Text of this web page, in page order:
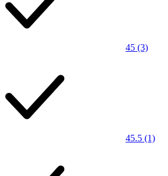
45 (3)
45.5 (1)